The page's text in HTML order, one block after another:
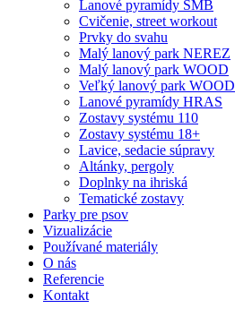
Lanové pyramídy SMB
Cvičenie, street workout
Prvky do svahu
Malý lanový park NEREZ
Malý lanový park WOOD
Veľký lanový park WOOD
Lanové pyramídy HRAS
Zostavy systému 110
Zostavy systému 18+
Lavice, sedacie súpravy
Altánky, pergoly
Doplnky na ihriská
Tematické zostavy
Parky pre psov
Vizualizácie
Používané materiály
O nás
Referencie
Kontakt